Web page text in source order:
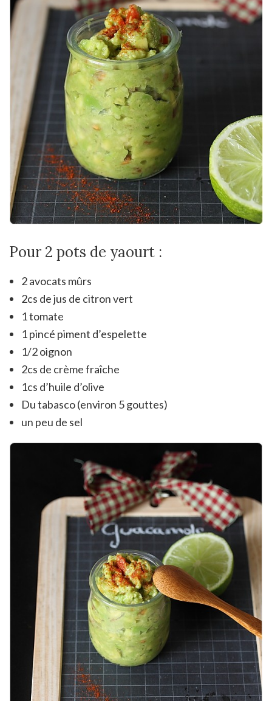
Pour 2 pots de yaourt :
2 avocats mûrs
2cs de jus de citron vert
1 tomate
1 pincé piment d’espelette
1/2 oignon
2cs de crème fraîche
1cs d’huile d’olive
Du tabasco (environ 5 gouttes)
un peu de sel